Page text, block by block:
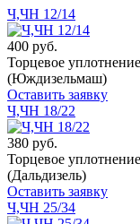
Ч,ЧН 12/14
400 руб.
Торцевое
(Юждизельмаш)
Оставить заявку
Ч,ЧН 18/22
380 руб.
Торцевое
(Дальдизель)
Оставить заявку
Ч,ЧН 25/34